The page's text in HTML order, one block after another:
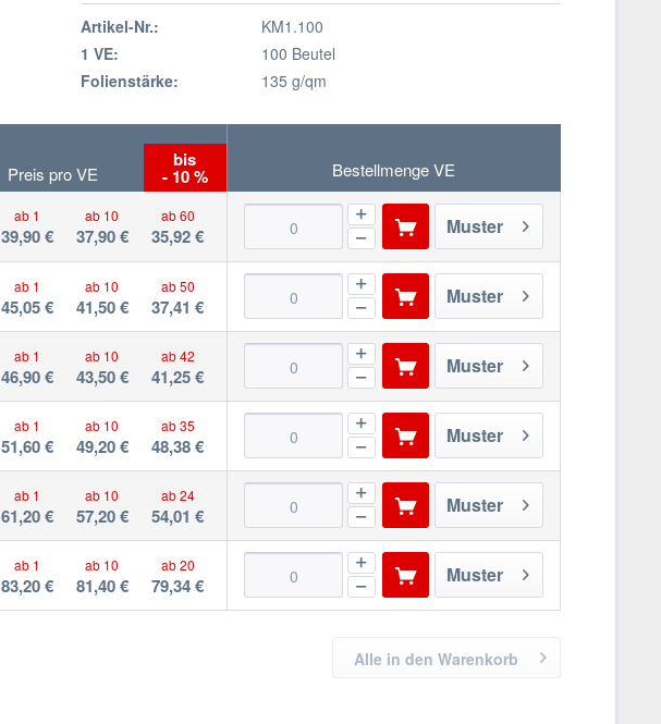
Artikel-Nr.:
KM1.100
1 VE:
100 Beutel
Folienstärke:
135 g/qm
Preis pro VE
bis
- 10 % Bestellmenge VE
ab 1
39,90 €
ab 10
37,90 €
ab 60
35,92 € Muster
ab 1
45,05 €
ab 10
41,50 €
ab 50
37,41 € Muster
ab 1
46,90 €
ab 10
43,50 €
ab 42
41,25 € Muster
ab 1
51,60 €
ab 10
49,20 €
ab 35
48,38 € Muster
ab 1
61,20 €
ab 10
57,20 €
ab 24
54,01 € Muster
ab 1
83,20 €
ab 10
81,40 €
ab 20
79,34 € Muster
Alle in den Warenkorb